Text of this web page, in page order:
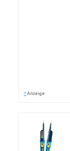
* Anzeige